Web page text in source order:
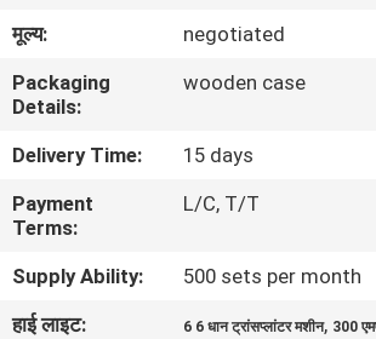
गुणवत्ता
नियंत्रण
संपर्क
करें
समाचार
मूल्य:
negotiated
Packaging
Details:
wooden case
Delivery Time:
15 days
Payment
Terms:
L/C, T/T
Supply Ability:
500 sets per month
हाई लाइट:
6 6 धान ट्रांसप्लांटर मशीन, 300